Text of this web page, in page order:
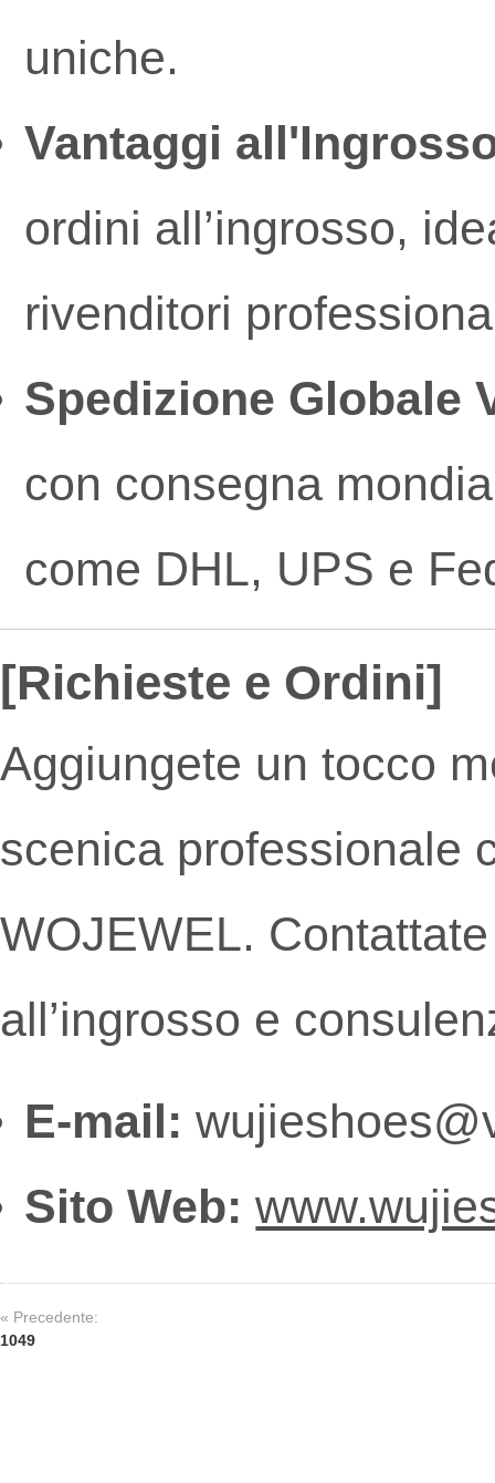
uniche.
Vantaggi
ordini all’ingrosso,
rivenditori
Spedizione Globale
con consegna
come DHL, UPS e
[Richieste e Ordini]
Aggiungete un tocco
scenica professionale
WOJEWEL.
all’ingrosso e
E-mail:
Sito Web:
« Precedente:
1049